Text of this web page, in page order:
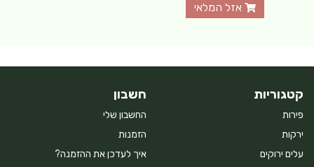
אזל המלאי
קטגוריות
פירות
ירקות
עלים ירוקים
חשבון
החשבון שלי
הזמנות
איך לעדכן את ההזמנה?